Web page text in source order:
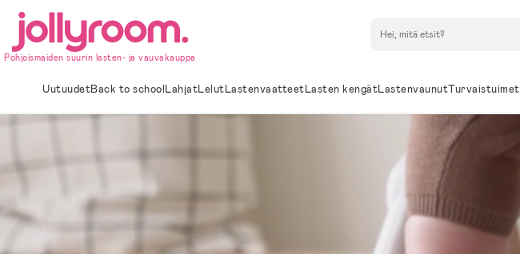
Hoppa
innehållet
Pohjoismaiden suurin lasten- ja vauvakauppa
UutuudetBack to schoolLahjatLelutLastenvaatteetLasten kengätLastenvaunutTurvaistuimet